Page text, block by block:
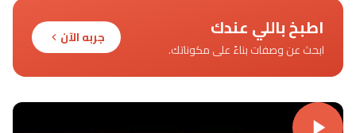
اطبخ باللي عندك
ابحث عن وصفات بناءً على مكوناتك.
جربه الآن